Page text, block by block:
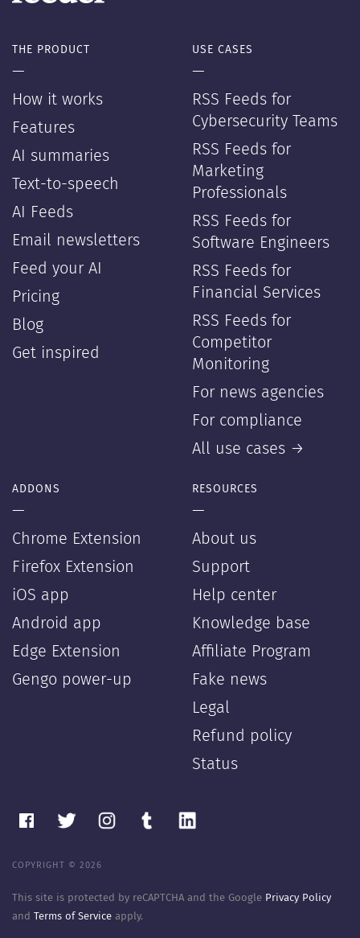
THE PRODUCT
—
How it works
Features
AI summaries
Text-to-speech
AI Feeds
Email newsletters
Feed your AI
Pricing
Blog
Get inspired
USE CASES
—
RSS Feeds for
Cybersecurity Teams
RSS Feeds for
Marketing
Professionals
RSS Feeds for
Software Engineers
RSS Feeds for
Financial Services
RSS Feeds for
Competitor
Monitoring
For news agencies
For compliance
All use cases →
ADDONS
—
Chrome Extension
Firefox Extension
iOS app
Android app
Edge Extension
Gengo power-up
RESOURCES
—
About us
Support
Help center
Knowledge base
Affiliate Program
Fake news
Legal
Refund policy
Status
COPYRIGHT © 2026
This site is protected by reCAPTCHA and the Google Privacy Policy
and Terms of Service apply.